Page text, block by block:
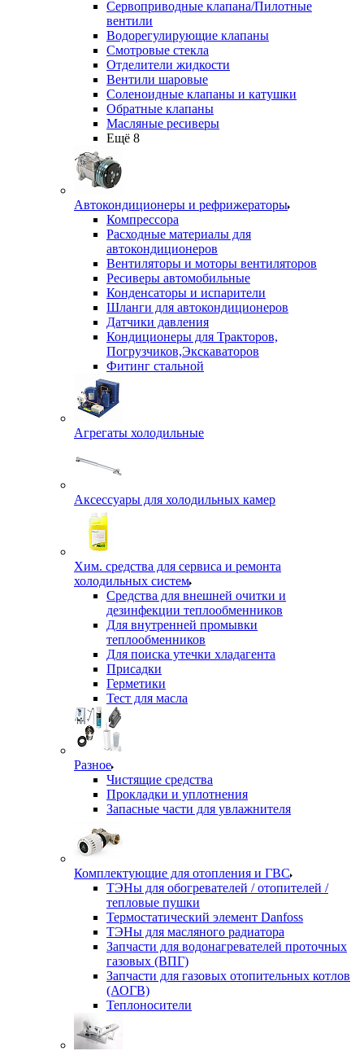
Сервоприводные клапана/Пилотные
вентили
Водорегулирующие клапаны
Смотровые стекла
Отделители жидкости
Вентили шаровые
Соленоидные клапаны и катушки
Обратные клапаны
Масляные ресиверы
Ещё 8
Автокондиционеры и рефрижераторы
Компрессора
Расходные материалы для
автокондиционеров
Вентиляторы и моторы вентиляторов
Ресиверы автомобильные
Конденсаторы и испарители
Шланги для автокондиционеров
Датчики давления
Кондиционеры для Тракторов,
Погрузчиков,Экскаваторов
Фитинг стальной
Агрегаты холодильные
Аксессуары для холодильных камер
Хим. средства для сервиса и ремонта
холодильных систем
Средства для внешней очитки и
дезинфекции теплообменников
Для внутренней промывки
теплообменников
Для поиска утечки хладагента
Присадки
Герметики
Тест для масла
Разное
Чистящие средства
Прокладки и уплотнения
Запасные части для увлажнителя
Комплектующие для отопления и ГВС
ТЭНы для обогревателей / отопителей /
тепловые пушки
Термостатический элемент Danfoss
ТЭНы для масляного радиатора
Запчасти для водонагревателей проточных
газовых (ВПГ)
Запчасти для газовых отопительных котлов
(АОГВ)
Теплоносители